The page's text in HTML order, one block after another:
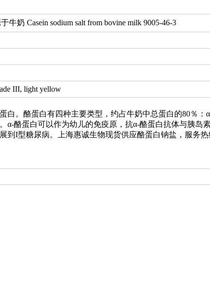
牛奶 Casein sodium salt from bovine milk 9005-46-3
III, light yellow
白。酪蛋白有四种主要类型，约占牛奶中总蛋白的80％
α-酪蛋白可以作为幼儿的免疫原，抗α-酪蛋白抗体与胰岛
到I型糖尿病。上海惠诚生物现货供应酪蛋白钠盐，服务热